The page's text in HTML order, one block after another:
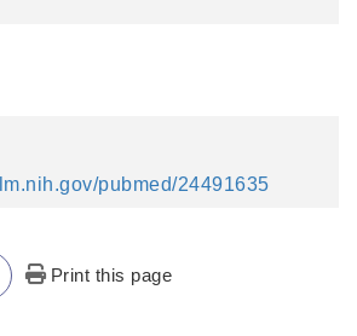
pubmed/24491635
Print this page